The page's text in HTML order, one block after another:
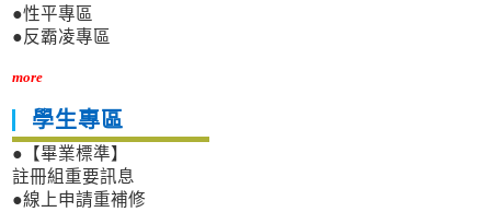
●性平專區
●反霸凌專區
more
學生專區
●【畢業標準】
註冊組重要訊息
●線上申請重補修